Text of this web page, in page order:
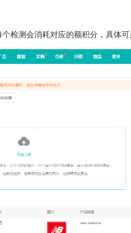
个检测会消耗对应的额积分，具体